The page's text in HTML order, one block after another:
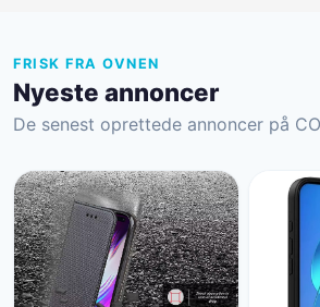
FRISK FRA OVNEN
Nyeste annoncer
De senest oprettede annoncer på